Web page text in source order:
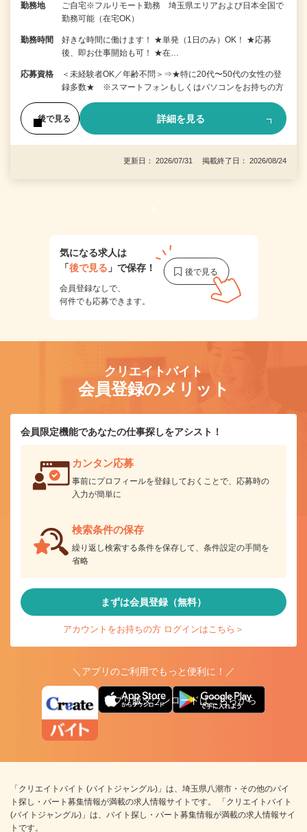
勤務地
ご自宅※フルリモート勤務 埼玉県エリアおよび日本全国で
勤務可能（在宅OK）
勤務時間
好きな時間に働けます！ ★単発（1日のみ）OK！ ★応募
後、即お仕事開始も可！ ★在…
応募資格
＜未経験者OK／年齢不問＞⇒★特に20代〜50代の女性の登
録多数★ ※スマートフォンもしくはパソコンをお持ちの方
後で見る 詳細を見る
更新日： 2026/07/31 掲載終了日： 2026/08/24
1
気になる求人は
「後で見る 」で保存！
会員登録なしで、
何件でも応募できます。
クリエイトバイト
会員登録のメリット
会員限定機能であなたの仕事探しをアシスト！
カンタン応募
事前にプロフィールを登録しておくことで、応募時の
入力が簡単に
検索条件の保存
繰り返し検索する条件を保存して、条件設定の手間を
省略
まずは会員登録（無料）
アカウントをお持ちの方 ログインはこちら＞
＼アプリのご利用でもっと便利に！／
アプリ版ダウンロードはこちらから
「クリエイトバイト (バイトジャングル)」は、埼玉県八潮市・その他のバイ
ト探し・パート募集情報が満載の求人情報サイトです。 「クリエイトバイト
(バイトジャングル)」は、バイト探し・パート募集情報が満載の求人情報サイ
トです。